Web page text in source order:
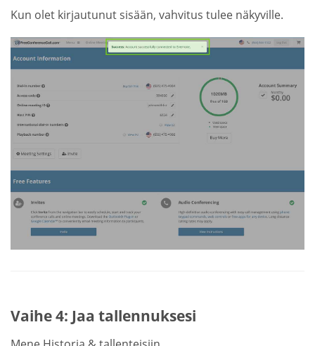
Kun olet kirjautunut sisään, vahvitus tulee näkyville.
Vaihe 4: Jaa tallennuksesi